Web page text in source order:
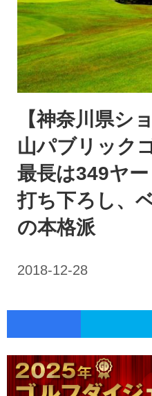
【神奈川県シ
山パブリック
最長は349ヤー
打ち下ろし、
の本格派